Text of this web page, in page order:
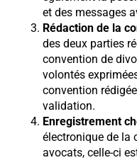
et des messages
Rédaction de la
des deux parties
convention de
volontés
convention
validation.
Enregistrement
électronique de la
avocats, celle-ci